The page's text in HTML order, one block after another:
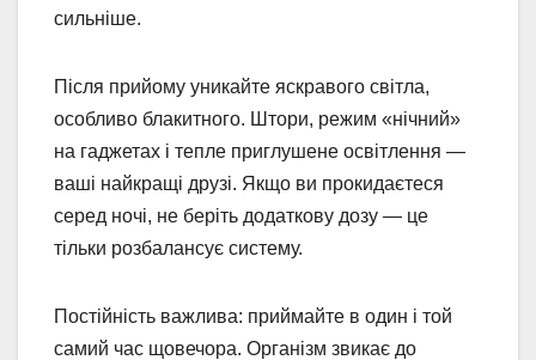
сильніше.
Після прийому уникайте яскравого світла,
особливо блакитного. Штори, режим «нічний»
на гаджетах і тепле приглушене освітлення —
ваші найкращі друзі. Якщо ви прокидаєтеся
серед ночі, не беріть додаткову дозу — це
тільки розбалансує систему.
Постійність важлива: приймайте в один і той
самий час щовечора. Організм звикає до